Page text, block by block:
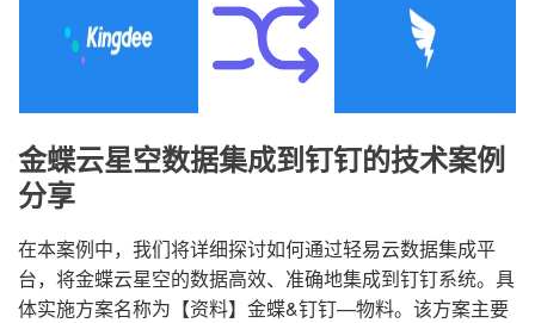
金蝶云星空数据集成到钉钉的技术案例
分享
在本案例中，我们将详细探讨如何通过轻易云数据集成平
台，将金蝶云星空的数据高效、准确地集成到钉钉系统。具
体实施方案名称为【资料】金蝶&钉钉—物料。该方案主要